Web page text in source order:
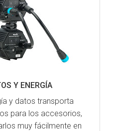
Y ENERGÍA
y datos transporta
para los accesorios,
muy fácilmente en